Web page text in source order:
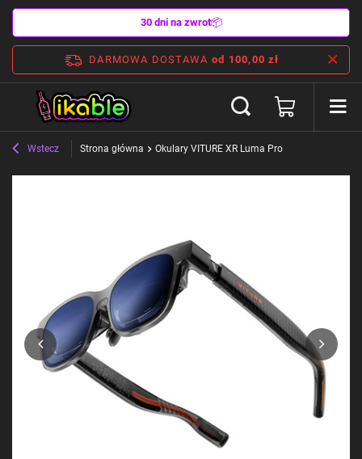
30 dni na zwrot📦
DARMOWA DOSTAWA od 100,00 zł
Wstecz Strona główna Okulary VITURE XR Luma Pro